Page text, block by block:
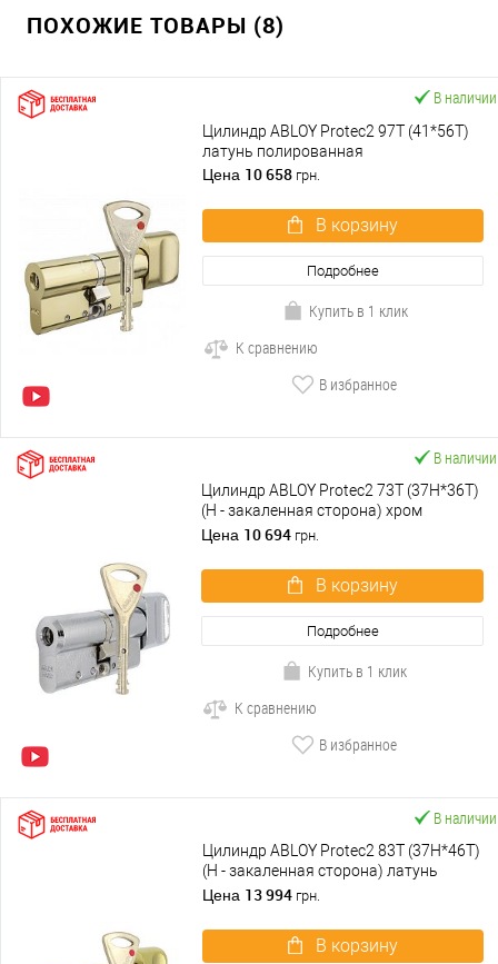
ПОХОЖИЕ ТОВАРЫ (8)
В наличии
Цилиндр ABLOY Protec2 97T (41*56T)
латунь полированная
Цена 10 658 грн.
В корзину
Подробнее
Купить в 1 клик
К сравнению
В избранное
В наличии
Цилиндр ABLOY Protec2 73T (37H*36T)
(H - закаленная сторона) хром
полированный
Цена 10 694 грн.
В корзину
Подробнее
Купить в 1 клик
К сравнению
В избранное
В наличии
Цилиндр ABLOY Protec2 83T (37H*46T)
(H - закаленная сторона) латунь
полированная
Цена 13 994 грн.
В корзину